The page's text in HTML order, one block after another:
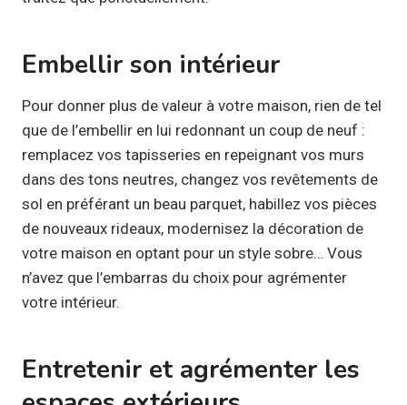
Embellir son intérieur
Pour donner plus de valeur à votre maison, rien de tel
que de l’embellir en lui redonnant un coup de neuf :
remplacez vos tapisseries en repeignant vos murs
dans des tons neutres, changez vos revêtements de
sol en préférant un beau parquet, habillez vos pièces
de nouveaux rideaux, modernisez la décoration de
votre maison en optant pour un style sobre… Vous
n’avez que l’embarras du choix pour agrémenter
votre intérieur.
Entretenir et agrémenter les